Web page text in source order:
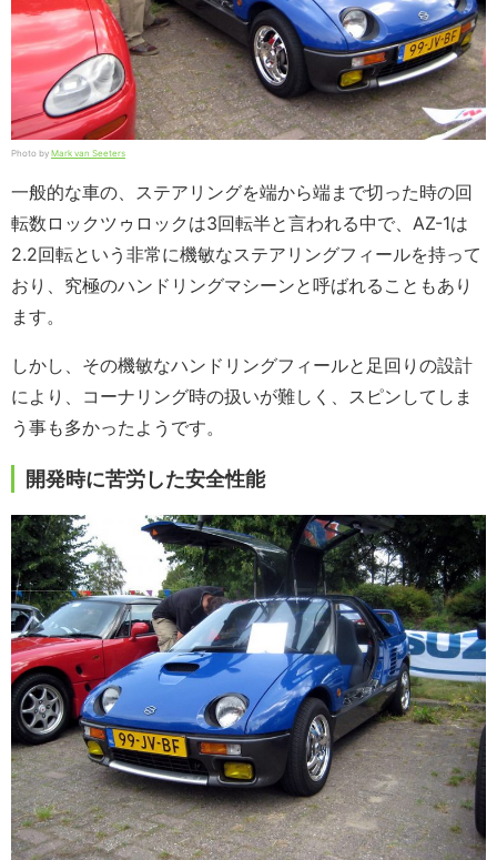
Photo by Mark van Seeters
一般的な車の、ステアリングを端から端まで切った時の回
転数ロックツゥロックは3回転半と言われる中で、AZ-1は
2.2回転という非常に機敏なステアリングフィールを持って
おり、究極のハンドリングマシーンと呼ばれることもあり
ます。
しかし、その機敏なハンドリングフィールと足回りの設計
により、コーナリング時の扱いが難しく、スピンしてしま
う事も多かったようです。
開発時に苦労した安全性能